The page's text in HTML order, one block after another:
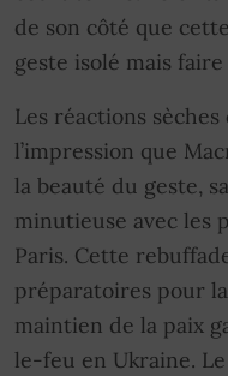
de son côté que
geste isolé mais
Les réactions
l’impression que
la beauté du geste,
minutieuse avec les
Paris. Cette
préparatoires pour
maintien de la paix
le-feu en Ukraine.